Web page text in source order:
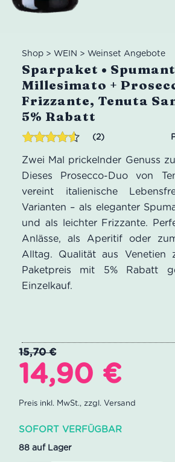
Shop> WEIN > Weinset Angebote
Sparpaket •
Millesimato +
Frizzante, Tenuta
5% Rabatt
mit4.50
von 5,
basierend
auf
Kundenbewertungen
2
Zwei Mal prickelnder Genuss
Dieses Prosecco-Duo von
vereint italienische
Varianten – als eleganter
und als leichter Frizzante.
Anlässe, als Aperitif oder
Alltag. Qualität aus Venetien
Paketpreis mit 5% Rabatt
Einzelkauf.
15,70€
Preis
war:
15,70 €
14,90 €
Preis
ist:
SOFORT VERFÜGBAR
88 auf Lager